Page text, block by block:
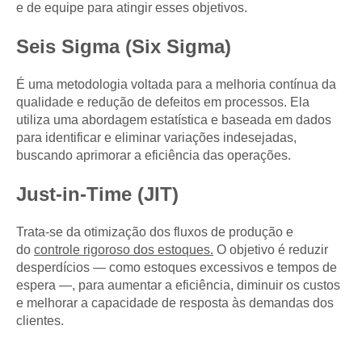
e de equipe para atingir esses objetivos.
Seis Sigma (Six Sigma)
É uma metodologia voltada para a melhoria contínua da
qualidade e redução de defeitos em processos. Ela
utiliza uma abordagem estatística e baseada em dados
para identificar e eliminar variações indesejadas,
buscando aprimorar a eficiência das operações.
Just-in-Time (JIT)
Trata-se da otimização dos fluxos de produção e
do controle rigoroso dos estoques. O objetivo é reduzir
desperdícios — como estoques excessivos e tempos de
espera —, para aumentar a eficiência, diminuir os custos
e melhorar a capacidade de resposta às demandas dos
clientes.